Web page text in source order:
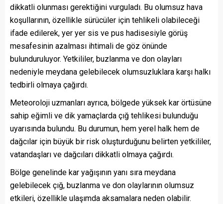
dikkatli olunması gerektiğini vurguladı. Bu olumsuz hava
koşullarının, özellikle sürücüler için tehlikeli olabileceği
ifade edilerek, yer yer sis ve pus hadisesiyle görüş
mesafesinin azalması ihtimali de göz önünde
bulunduruluyor. Yetkililer, buzlanma ve don olayları
nedeniyle meydana gelebilecek olumsuzluklara karşı halkı
tedbirli olmaya çağırdı.
Meteoroloji uzmanları ayrıca, bölgede yüksek kar örtüsüne
sahip eğimli ve dik yamaçlarda çığ tehlikesi bulunduğu
uyarısında bulundu. Bu durumun, hem yerel halk hem de
dağcılar için büyük bir risk oluşturduğunu belirten yetkililer,
vatandaşları ve dağcıları dikkatli olmaya çağırdı.
Bölge genelinde kar yağışının yanı sıra meydana
gelebilecek çığ, buzlanma ve don olaylarının olumsuz
etkileri, özellikle ulaşımda aksamalara neden olabilir.